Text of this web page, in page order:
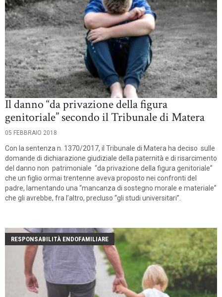
Il danno “da privazione della figura
genitoriale” secondo il Tribunale di Matera
05 FEBBRAIO 2018
Con la sentenza n. 1370/2017, il Tribunale di Matera ha deciso sulle
domande di dichiarazione giudiziale della paternità e di risarcimento
del danno non patrimoniale “da privazione della figura genitoriale”
che un figlio ormai trentenne aveva proposto nei confronti del
padre, lamentando una “mancanza di sostegno morale e materiale”
che gli avrebbe, fra l’altro, precluso “gli studi universitari”.
RESPONSABILITÀ ENDOFAMILIARE